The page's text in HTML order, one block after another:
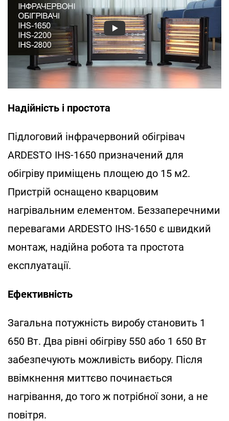
Надійність і простота
Підлоговий інфрачервоний обігрівач
ARDESTO IHS-1650 призначений для
обігріву приміщень площею до 15 м2.
Пристрій оснащено кварцовим
нагрівальним елементом. Беззаперечними
перевагами ARDESTO IHS-1650 є швидкий
монтаж, надійна робота та простота
експлуатації.
Ефективність
Загальна потужність виробу становить 1
650 Вт. Два рівні обігріву 550 або 1 650 Вт
забезпечують можливість вибору. Після
ввімкнення миттєво починається
нагрівання, до того ж потрібної зони, а не
повітря.